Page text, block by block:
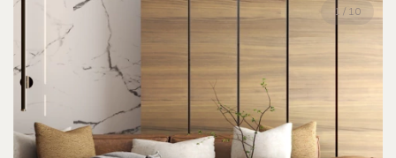
1 / 10